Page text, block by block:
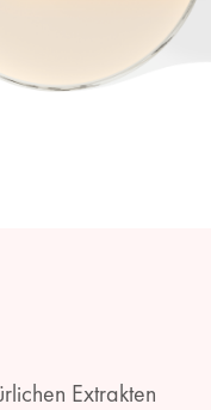
Extrakten